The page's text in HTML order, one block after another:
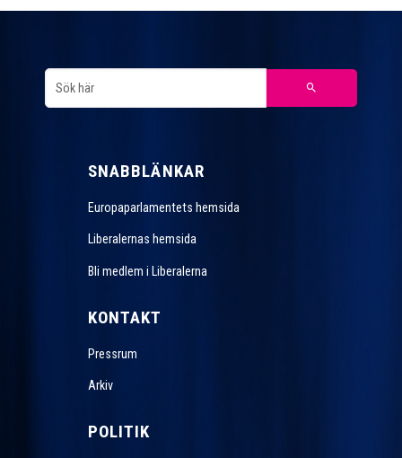
SNABBLÄNKAR
Europaparlamentets hemsida
Liberalernas hemsida
Bli medlem i Liberalerna
KONTAKT
Pressrum
Arkiv
POLITIK